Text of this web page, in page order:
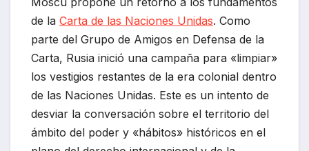
de la Carta de las Naciones Unidas. Como
parte del Grupo de Amigos en Defensa de la
Carta, Rusia inició una campaña para «limpiar»
los vestigios restantes de la era colonial dentro
de las Naciones Unidas. Este es un intento de
desviar la conversación sobre el territorio del
ámbito del poder y «hábitos» históricos en el